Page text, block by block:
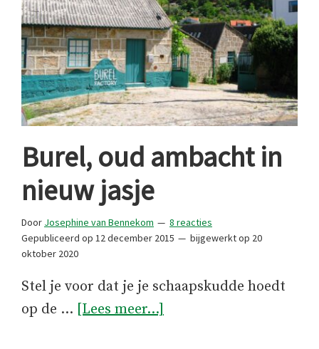
Burel, oud ambacht in
nieuw jasje
Door Josephine van Bennekom
8 reacties
Gepubliceerd op 12 december 2015 bijgewerkt op 20
oktober 2020
Stel je voor dat je je schaapskudde hoedt
op de … [Lees meer...]